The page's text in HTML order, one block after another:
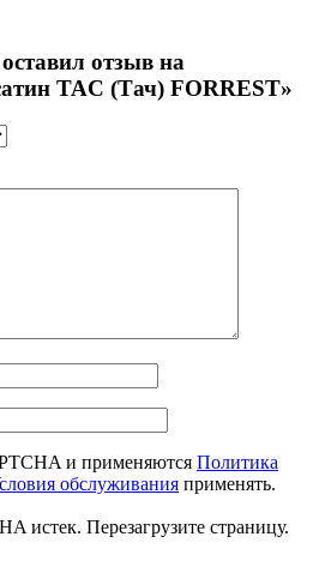
отзыв на
TAC (Тач) FORREST»
и применяются Политика
обслуживания применять.
истек. Перезагрузите страницу.